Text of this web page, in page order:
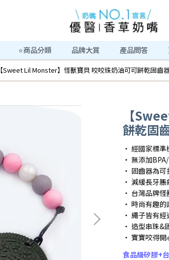
⭐商品分類 品牌大賞 產品問答
【Sweet Lil Monster】怪獸寶貝 咬咬珠奶油可可餅乾固齒
【
餅乾固
・ 經國家標
・ 無添加
・ 固齒器為
・ 減緩長牙
・ 台灣品牌
・ 時尚有趣
・ 繩子皆有
・ 造型串珠
・ 寶寶咬得
食品級矽膠+